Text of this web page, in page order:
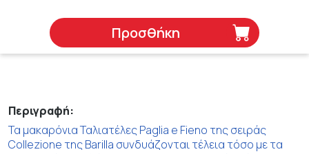
Προσθήκη
Περιγραφή:
Τα μακαρόνια Ταλιατέλες Paglia e Fieno της σειράς
Collezione της Barilla συνδυάζονται τέλεια τόσο με τα